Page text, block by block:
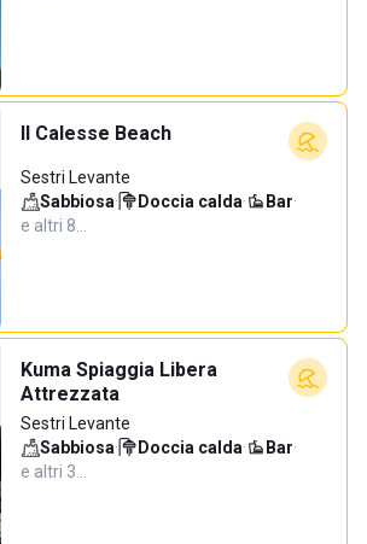
Il Calesse Beach
Sestri Levante
Sabbiosa· Doccia calda· Bar·
e altri 8…
Kuma Spiaggia Libera
Attrezzata
Sestri Levante
Sabbiosa· Doccia calda· Bar·
e altri 3…